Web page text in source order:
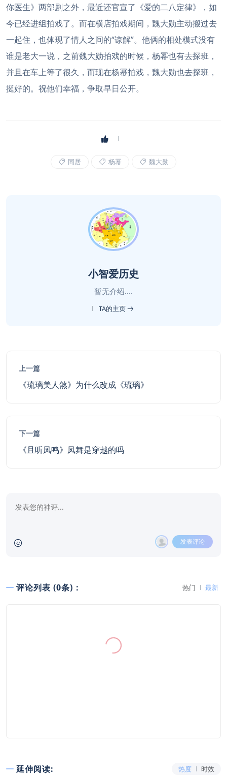
你医生》两部剧之外，最近还官宣了《爱的二八定律》，如
今已经进组拍戏了。而在横店拍戏期间，魏大勋主动搬过去
一起住，也体现了情人之间的“谅解”。他俩的相处模式没有
谁是老大一说，之前魏大勋拍戏的时候，杨幂也有去探班，
并且在车上等了很久，而现在杨幂拍戏，魏大勋也去探班，
挺好的。祝他们幸福，争取早日公开。
同居 杨幂 魏大勋
小智爱历史
暂无介绍....
TA的主页
上一篇
《琉璃美人煞》为什么改成《琉璃》
下一篇
《且听凤鸣》凤舞是穿越的吗
发表评论
评论列表 (0条)： 热门 最新
延伸阅读: 热度 时效